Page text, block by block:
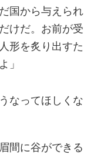
国から与えられ
けだ。お前が受
形を炙り出すた
」
なってほしくな
間に谷ができる